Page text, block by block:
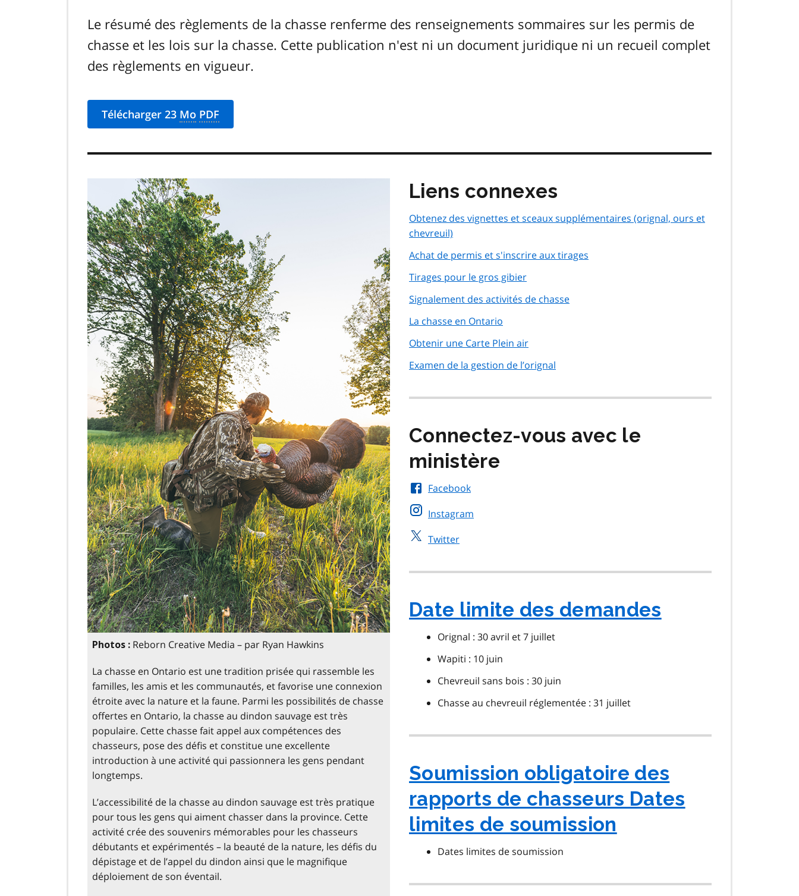
Le résumé des règlements de la chasse renferme des renseignements sommaires sur les permis de
chasse et les lois sur la chasse. Cette publication n'est ni un document juridique ni un recueil complet
des règlements en vigueur.
Télécharger 23 Mo PDF
Photos : Reborn Creative Media – par Ryan Hawkins
La chasse en Ontario est une tradition prisée qui rassemble les
familles, les amis et les communautés, et favorise une connexion
étroite avec la nature et la faune. Parmi les possibilités de chasse
offertes en Ontario, la chasse au dindon sauvage est très
populaire. Cette chasse fait appel aux compétences des
chasseurs, pose des défis et constitue une excellente
introduction à une activité qui passionnera les gens pendant
longtemps.
L’accessibilité de la chasse au dindon sauvage est très pratique
pour tous les gens qui aiment chasser dans la province. Cette
activité crée des souvenirs mémorables pour les chasseurs
débutants et expérimentés – la beauté de la nature, les défis du
dépistage et de l’appel du dindon ainsi que le magnifique
déploiement de son éventail.
Liens connexes
Obtenez des vignettes et sceaux supplémentaires (orignal, ours et
chevreuil)
Achat de permis et s'inscrire aux tirages
Tirages pour le gros gibier
Signalement des activités de chasse
La chasse en Ontario
Obtenir une Carte Plein air
Examen de la gestion de l’orignal
Connectez-vous avec le
ministère
Facebook
Instagram
Twitter
Date limite des demandes
Orignal : 30 avril et 7 juillet
Wapiti : 10 juin
Chevreuil sans bois : 30 juin
Chasse au chevreuil réglementée : 31 juillet
Soumission obligatoire des
rapports de chasseurs Dates
limites de soumission
Dates limites de soumission